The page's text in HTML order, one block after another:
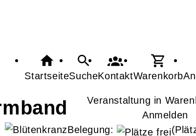
StartseiteSucheKontaktWarenkorb
Veranstaltung in
Anmelden
Belegung: